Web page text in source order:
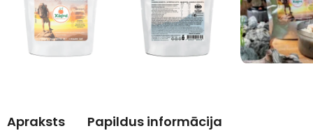
Apraksts Papildus informācija